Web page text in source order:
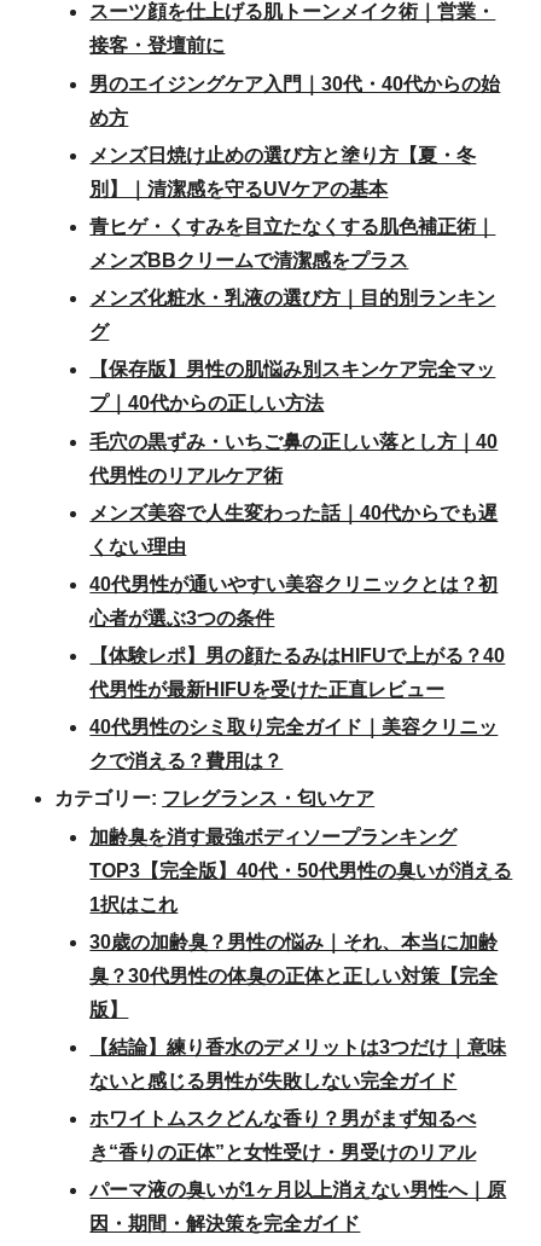
スーツ顔を仕上げる肌トーンメイク術｜営業・
接客・登壇前に
男のエイジングケア入門｜30代・40代からの始
め方
メンズ日焼け止めの選び方と塗り方【夏・冬
別】｜清潔感を守るUVケアの基本
青ヒゲ・くすみを目立たなくする肌色補正術｜
メンズBBクリームで清潔感をプラス
メンズ化粧水・乳液の選び方｜目的別ランキン
グ
【保存版】男性の肌悩み別スキンケア完全マッ
プ｜40代からの正しい方法
毛穴の黒ずみ・いちご鼻の正しい落とし方｜40
代男性のリアルケア術
メンズ美容で人生変わった話｜40代からでも遅
くない理由
40代男性が通いやすい美容クリニックとは？初
心者が選ぶ3つの条件
【体験レポ】男の顔たるみはHIFUで上がる？40
代男性が最新HIFUを受けた正直レビュー
40代男性のシミ取り完全ガイド｜美容クリニッ
クで消える？費用は？
カテゴリー: フレグランス・匂いケア
加齢臭を消す最強ボディソープランキング
TOP3【完全版】40代・50代男性の臭いが消える
1択はこれ
30歳の加齢臭？男性の悩み｜それ、本当に加齢
臭？30代男性の体臭の正体と正しい対策【完全
版】
【結論】練り香水のデメリットは3つだけ｜意味
ないと感じる男性が失敗しない完全ガイド
ホワイトムスクどんな香り？男がまず知るべ
き“香りの正体”と女性受け・男受けのリアル
パーマ液の臭いが1ヶ月以上消えない男性へ｜原
因・期間・解決策を完全ガイド